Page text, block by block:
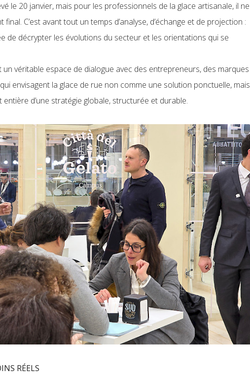
le 20 janvier, mais pour les professionnels de la glace artisanale, il ne
C’est avant tout un temps d’analyse, d’échange et de projection :
de décrypter les évolutions du secteur et les orientations qui se
un véritable espace de dialogue avec des entrepreneurs, des marques
envisagent la glace de rue non comme une solution ponctuelle, mais
d’une stratégie globale, structurée et durable.
RÉELS